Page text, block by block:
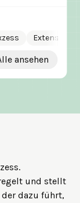
Extensiver
ansehen
und stellt
dazu führt,